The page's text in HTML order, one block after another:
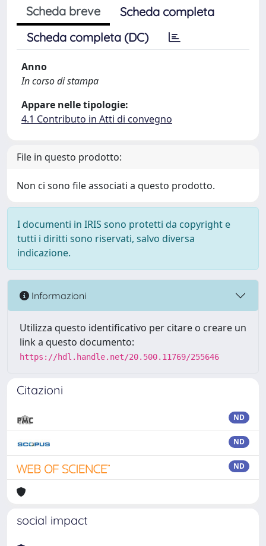
Scheda breve
Scheda completa
Scheda completa (DC)
Anno
In corso di stampa
Appare nelle tipologie:
4.1 Contributo in Atti di convegno
File in questo prodotto:
Non ci sono file associati a questo prodotto.
I documenti in IRIS sono protetti da copyright e
tutti i diritti sono riservati, salvo diversa
indicazione.
Informazioni
Utilizza questo identificativo per citare o creare un
link a questo documento:
https://hdl.handle.net/20.500.11769/255646
Citazioni
ND
ND
ND
social impact